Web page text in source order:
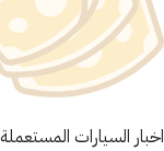
اخبار السيارات المستعملة